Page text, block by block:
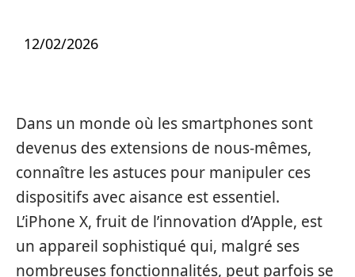
12/02/2026
Dans un monde où les smartphones sont
devenus des extensions de nous-mêmes,
connaître les astuces pour manipuler ces
dispositifs avec aisance est essentiel.
L’iPhone X, fruit de l’innovation d’Apple, est
un appareil sophistiqué qui, malgré ses
nombreuses fonctionnalités, peut parfois se